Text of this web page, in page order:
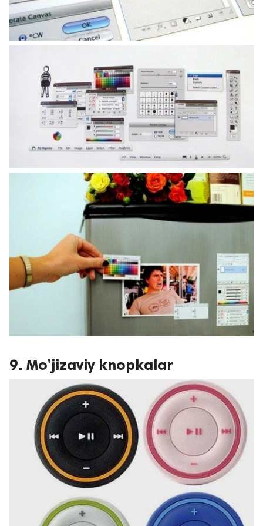
9. Mo’jizaviy knopkalar